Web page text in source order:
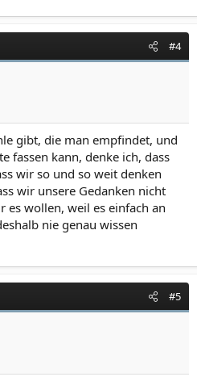
#4
gibt, die man empfindet, und
fassen kann, denke ich, dass
wir so und so weit denken
wir unsere Gedanken nicht
es wollen, weil es einfach an
nie genau wissen
#5